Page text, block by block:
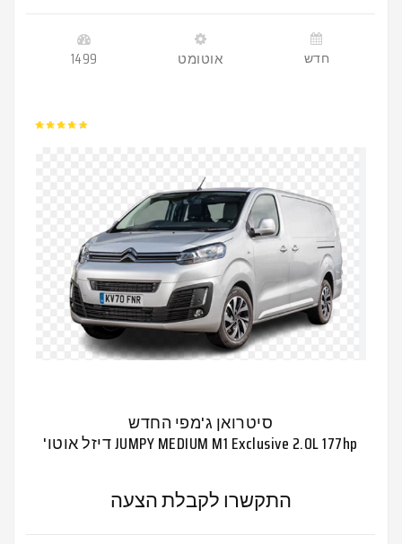
1499 אוטומט חדש
סיטרואן ג'מפי החדש
JUMPY MEDIUM M1 Exclusive 2.0L 177hp דיזל אוטו'
התקשרו לקבלת הצעה